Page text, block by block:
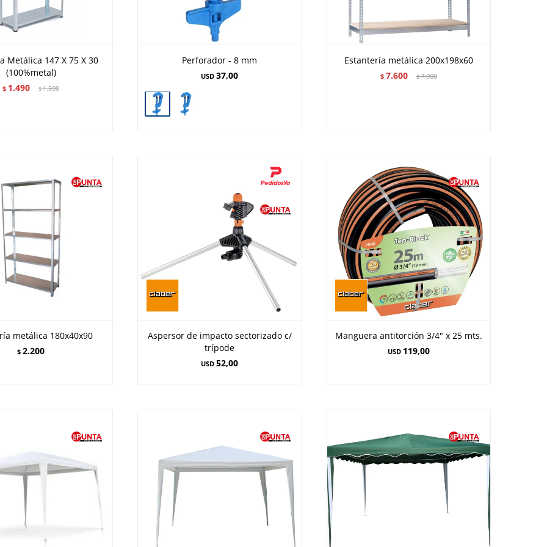
Metálica 147 X 75 X 30
(100%metal)
$ 1.490 $1.590
Perforador - 8 mm
USD 37,00
Estantería metálica 200x198x60
$ 7.600 $7.900
metálica 180x40x90
$ 2.200
Aspersor de impacto sectorizado c/
trípode
USD 52,00
Manguera antitorción 3/4" x 25 mts.
USD 119,00